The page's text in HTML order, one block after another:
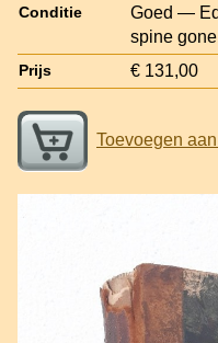
Conditie
Goed —
spine
Prijs € 131,00
Toevoegen